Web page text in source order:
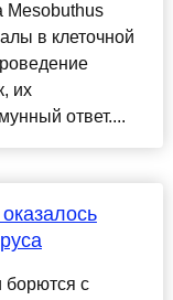
Mesobuthus
в клеточной
их
ответ....
с